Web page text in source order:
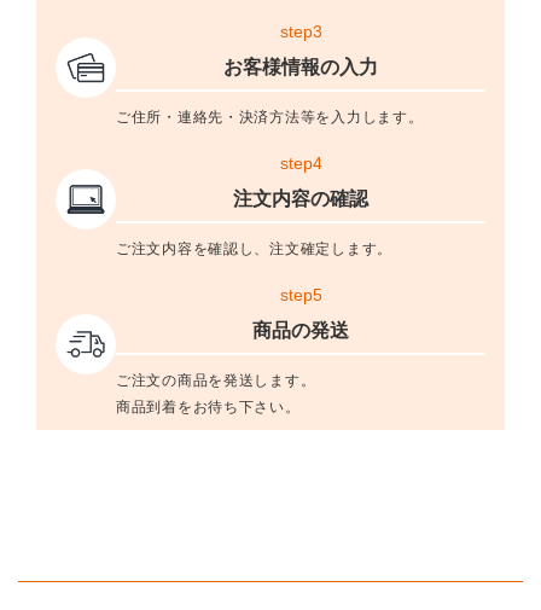
step3
お客様情報の入力
ご住所・連絡先・決済方法等を入力します。
step4
注文内容の確認
ご注文内容を確認し、注文確定します。
step5
商品の発送
ご注文の商品を発送します。
商品到着をお待ち下さい。